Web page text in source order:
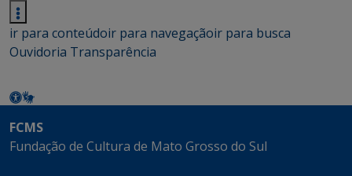
ir para conteúdoir para navegaçãoir para busca
Ouvidoria Transparência
FCMS
Fundação de Cultura de Mato Grosso do Sul